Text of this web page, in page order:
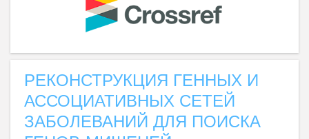
РЕКОНСТРУКЦИЯ ГЕННЫХ И
АССОЦИАТИВНЫХ СЕТЕЙ
ЗАБОЛЕВАНИЙ ДЛЯ ПОИСКА